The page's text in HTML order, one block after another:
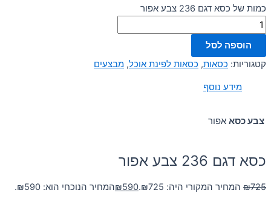
כמות של כסא דגם 236 צבע אפור
הוספה לסל
קטגוריות: כסאות, כסאות לפינת אוכל, מבצעים
מידע נוסף
צבע כסא אפור
כסא דגם 236 צבע אפור
₪725 המחיר המקורי היה: ₪725. ₪590 המחיר הנוכחי הוא: ₪590.